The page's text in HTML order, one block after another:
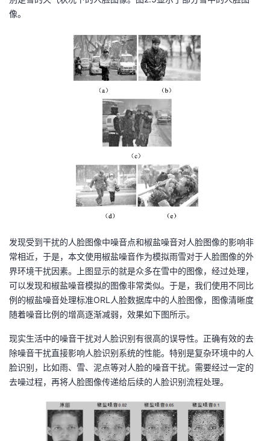
像。
发现受到干扰的人脸图像中噪音点和椒盐噪音对人脸图像的影响非
常相近，于是，本文使用椒盐噪音作为模拟雨雪对于人脸图像的外
界环境干扰因素。上图显示的就是众多在雪中的图像，经过处理，
可以发现和椒盐噪音模拟的图像非常类似。于是，我们使用不同比
例的椒盐噪音处理标准ORL 人脸数据库中的人脸图像，图像清晰度
随着噪音比例的增高逐渐减弱，效果如下图所示。
现实生活中的噪音干扰对人脸识别有很高的误导性。正确有效的去
除噪音干扰直接影响人脸识别系统的性能。特别是复杂环境中的人
脸识别，比如雨、雪、泥点等对人脸的噪音干扰。需要经过一定的
去噪过程，再将人脸图像传递给后续的人脸识别流程处理。